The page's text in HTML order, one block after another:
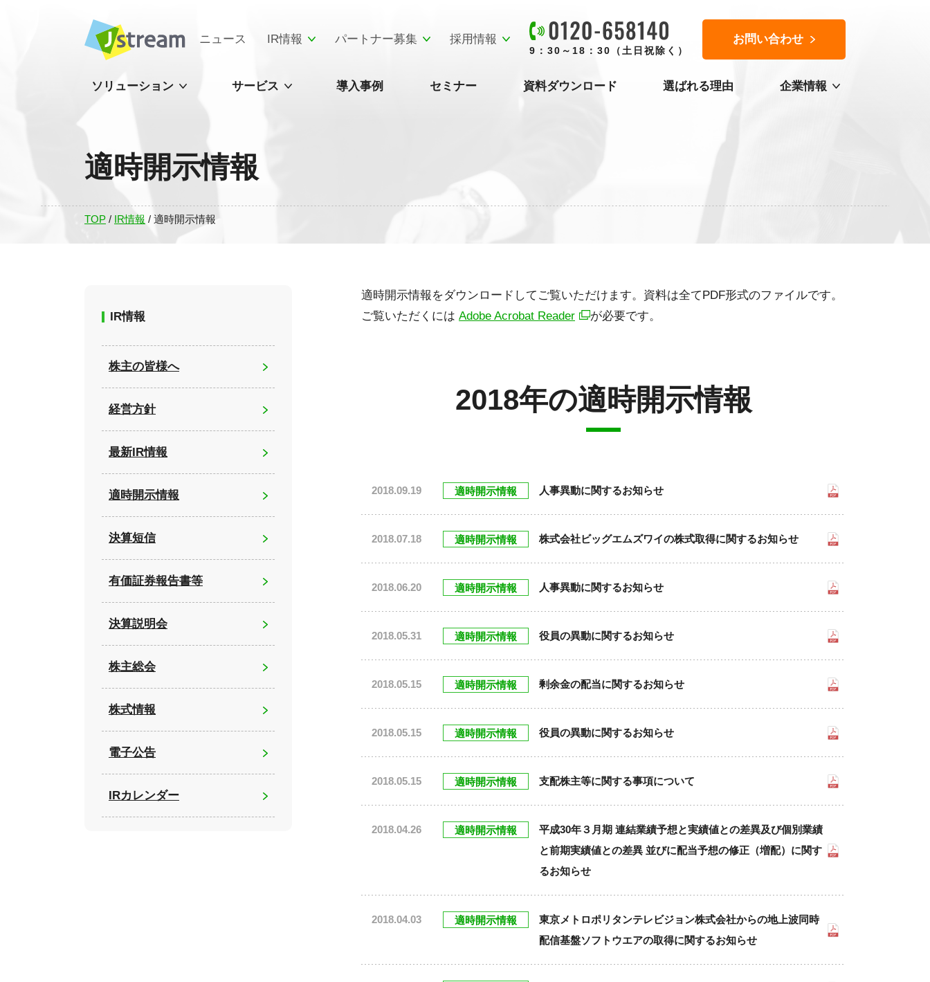
ニュース IR情報 パートナー募集 採用情報
9：30～18：30（土日祝除く）
お問い合わせ
ソリューション サービス 導入事例 セミナー 資料ダウンロード 選ばれる理由 企業情報
適時開示情報
TOP / IR情報 / 適時開示情報
IR情報
株主の皆様へ
経営方針
最新IR情報
適時開示情報
決算短信
有価証券報告書等
決算説明会
株主総会
株式情報
電子公告
IRカレンダー
適時開示情報をダウンロードしてご覧いただけます。資料は全てPDF形式のファイルです。
ご覧いただくには Adobe Acrobat Reader が必要です。
2018年の適時開示情報
2018.09.19 適時開示情報 人事異動に関するお知らせ
2018.07.18 適時開示情報 株式会社ビッグエムズワイの株式取得に関するお知らせ
2018.06.20 適時開示情報 人事異動に関するお知らせ
2018.05.31 適時開示情報 役員の異動に関するお知らせ
2018.05.15 適時開示情報 剰余金の配当に関するお知らせ
2018.05.15 適時開示情報 役員の異動に関するお知らせ
2018.05.15 適時開示情報 支配株主等に関する事項について
2018.04.26 適時開示情報
平成30年３月期 連結業績予想と実績値との差異及び個別業績
と前期実績値との差異 並びに配当予想の修正（増配）に関す
るお知らせ
2018.04.03 適時開示情報
東京メトロポリタンテレビジョン株式会社からの地上波同時
配信基盤ソフトウエアの取得に関するお知らせ